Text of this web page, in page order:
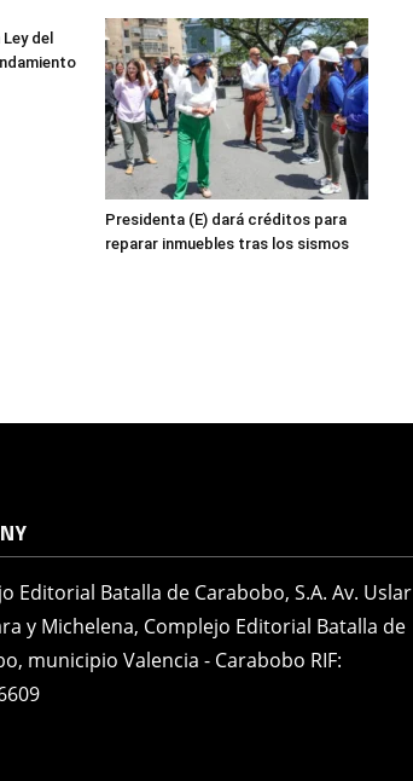
del
Presidenta (E) dará créditos para
reparar inmuebles tras los sismos
Editorial Batalla de Carabobo, S.A. Av. Uslar
y Michelena, Complejo Editorial Batalla de
municipio Valencia - Carabobo RIF: